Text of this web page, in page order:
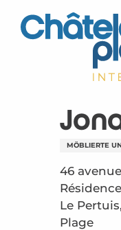
contenu
MÖBLIERTE
46
Le
Plage